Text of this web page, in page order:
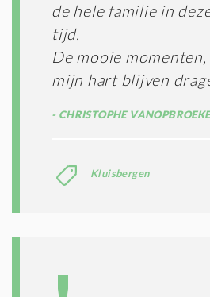
de hele familie in
tijd.
De mooie
mijn hart blijven
CHRISTOPHE VANOPBROEKE
Kluisbergen